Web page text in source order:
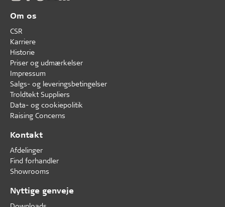
Om os
CSR
Karriere
Historie
Priser og udmærkelser
Impressum
Salgs- og leveringsbetingelser
Troldtekt Suppliers
Data- og cookiepolitik
Raising Concerns
Kontakt
Afdelinger
Find forhandler
Showrooms
Nyttige genveje